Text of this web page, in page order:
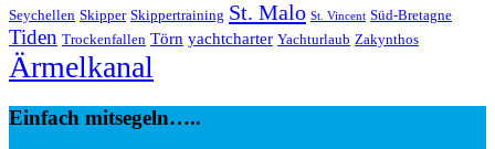
Seychellen Skipper Skippertraining St. Malo St. Vincent Süd-Bretagne
Tiden Trockenfallen Törn yachtcharter Yachturlaub Zakynthos
Ärmelkanal
Einfach mitsegeln…..